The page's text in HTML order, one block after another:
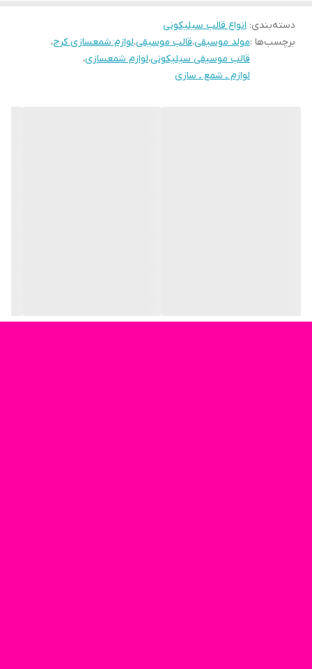
دسته‌بندی: انواع قالب سیلیکونی
برچسب‌ها :مولد موسیقی،قالب موسیقی،لوازم شمعسازی کرج،
قالب موسیقی سیلیکونی،لوازم شمعسازی،
لوازم ـ شمع ـ سازی